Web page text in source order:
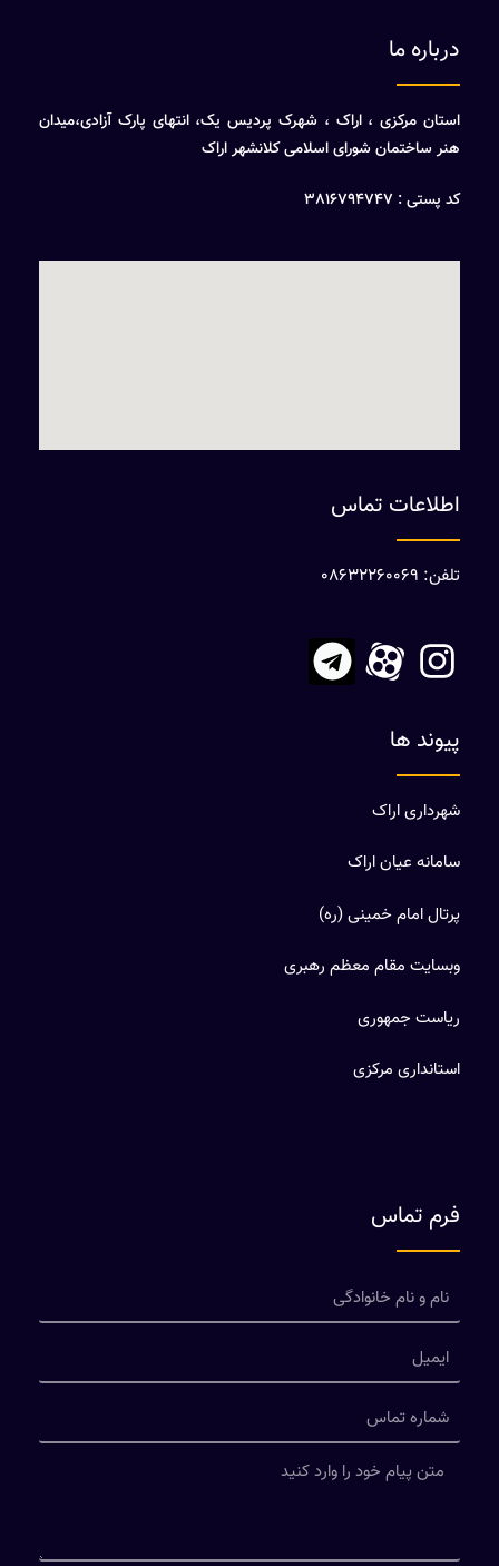
درباره ما
استان مرکزی ، اراک ، شهرک پردیس یک، انتهای پارک آزادی،میدان
هنر ساختمان شورای اسلامی کلانشهر اراک
کد پستی : 3816794747
اطلاعات تماس
تلفن: 08632260069
پیوند ها
شهرداری اراک
سامانه عیان اراک
پرتال امام خمینی (ره)
وبسایت مقام معظم رهبری
ریاست جمهوری
استانداری مرکزی
فرم تماس